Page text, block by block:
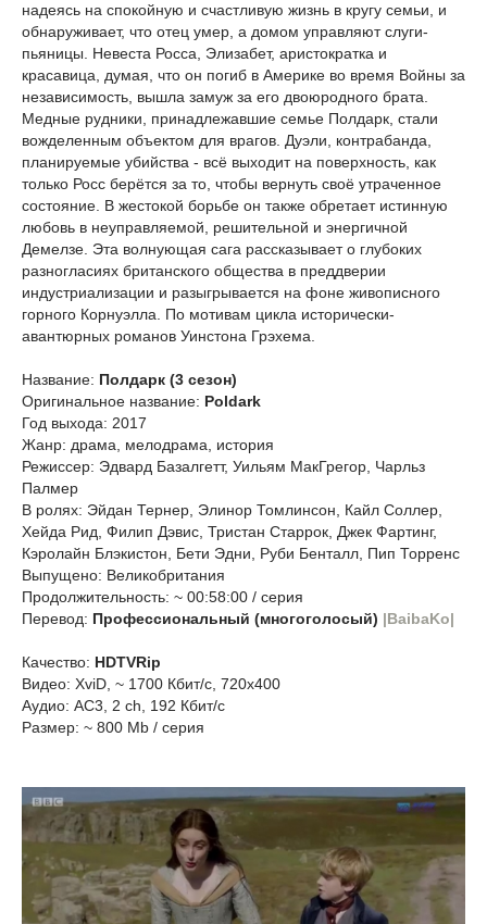
надеясь на спокойную и счастливую жизнь в кругу семьи, и
обнаруживает, что отец умер, а домом управляют слуги-
пьяницы. Невеста Росса, Элизабет, аристократка и
красавица, думая, что он погиб в Америке во время Войны за
независимость, вышла замуж за его двоюродного брата.
Медные рудники, принадлежавшие семье Полдарк, стали
вожделенным объектом для врагов. Дуэли, контрабанда,
планируемые убийства - всё выходит на поверхность, как
только Росс берётся за то, чтобы вернуть своё утраченное
состояние. В жестокой борьбе он также обретает истинную
любовь в неуправляемой, решительной и энергичной
Демелзе. Эта волнующая сага рассказывает о глубоких
разногласиях британского общества в преддверии
индустриализации и разыгрывается на фоне живописного
горного Корнуэлла. По мотивам цикла исторически-
авантюрных романов Уинстона Грэхема.
Название: Полдарк (3 сезон)
Оригинальное название: Poldark
Год выхода: 2017
Жанр: драма, мелодрама, история
Режиссер: Эдвард Базалгетт, Уильям МакГрегор, Чарльз
Палмер
В ролях: Эйдан Тернер, Элинор Томлинсон, Кайл Соллер,
Хейда Рид, Филип Дэвис, Тристан Старрок, Джек Фартинг,
Кэролайн Блэкистон, Бети Эдни, Руби Бенталл, Пип Торренс
Выпущено: Великобритания
Продолжительность: ~ 00:58:00 / серия
Перевод: Профессиональный (многоголосый) |BaibaKo|
Качество: HDTVRip
Видео: XviD, ~ 1700 Кбит/с, 720x400
Аудио: AC3, 2 ch, 192 Кбит/с
Размер: ~ 800 Mb / серия